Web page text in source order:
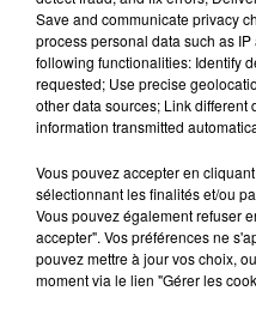
5 août 2026
Benny
Becky
4 août 2026
Tiny
live
Save and communicate privacy
process personal data such as
following functionalities: Identify
requested; Use precise
other data sources; Link different
information transmitted
Vous pouvez accepter en
sélectionnant les finalités et/ou
Vous pouvez également refuser
accepter". Vos préférences ne
pouvez mettre à jour vos choix,
moment via le lien "Gérer les